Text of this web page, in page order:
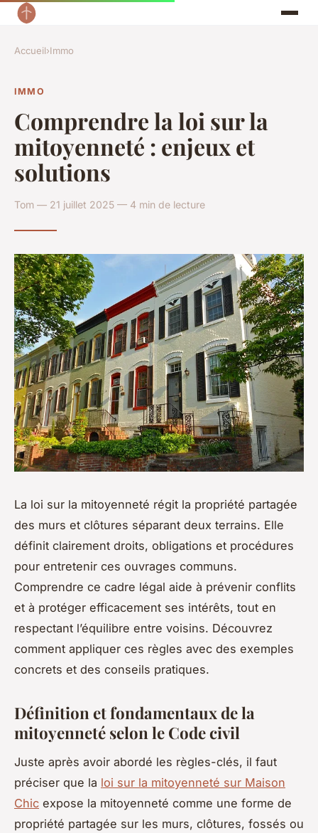
Accueil›Immo
IMMO
Comprendre la loi sur la
mitoyenneté : enjeux et
solutions
Tom — 21 juillet 2025 — 4 min de lecture
La loi sur la mitoyenneté régit la propriété partagée
des murs et clôtures séparant deux terrains. Elle
définit clairement droits, obligations et procédures
pour entretenir ces ouvrages communs.
Comprendre ce cadre légal aide à prévenir conflits
et à protéger efficacement ses intérêts, tout en
respectant l’équilibre entre voisins. Découvrez
comment appliquer ces règles avec des exemples
concrets et des conseils pratiques.
Définition et fondamentaux de la
mitoyenneté selon le Code civil
Juste après avoir abordé les règles-clés, il faut
préciser que la loi sur la mitoyenneté sur Maison
Chic expose la mitoyenneté comme une forme de
propriété partagée sur les murs, clôtures, fossés ou